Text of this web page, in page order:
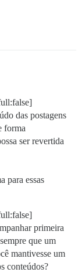
das postagens
forma
ser revertida
para essas
primeira
que um
mantivesse um
conteúdos?